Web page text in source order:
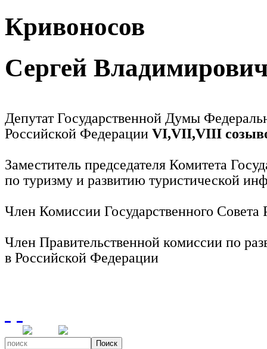
Кривоносов
Сергей
Депутат Государственной Думы
Российской Федерации VI,VII,VIII
Заместитель председателя Комитета
по туризму и развитию туристической
Член Комиссии Государственного
Член Правительственной комиссии по
в Российской Федерации
Поиск